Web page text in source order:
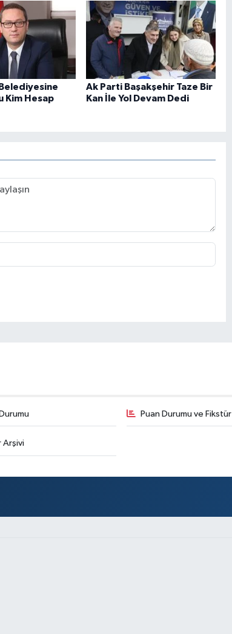
Kim Hesap
Ak Parti Başakşehir Taze Bir
Kan İle Yol Devam Dedi
Puan Durumu ve Fikstür
Arşivi